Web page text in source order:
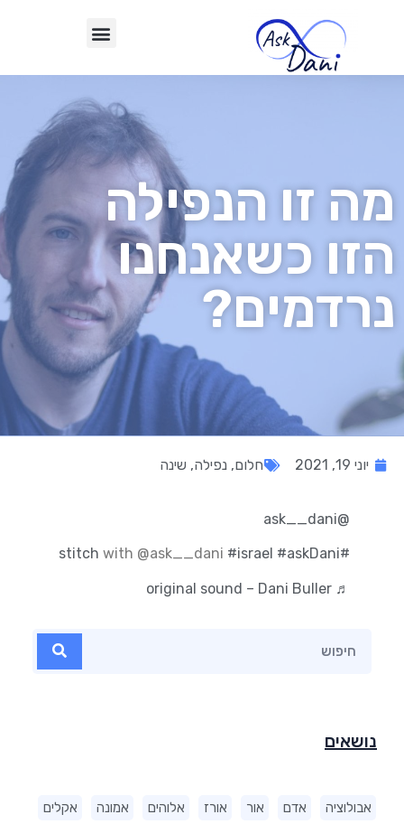
מה זו הנפילה
הזו כשאנחנו
נרדמים?
נושאים
אבולוציה אדם אור אורז אלוהים אמונה אקלים
יוני 19, 2021 חלום, נפילה, שינה
@ask__dani
#stitch
with @ask__dani #israel #askDani
♬ original sound – Dani Buller